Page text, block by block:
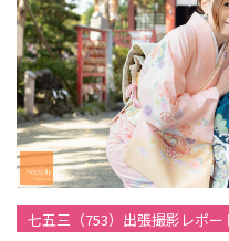
七五三（753）出張撮影レポー